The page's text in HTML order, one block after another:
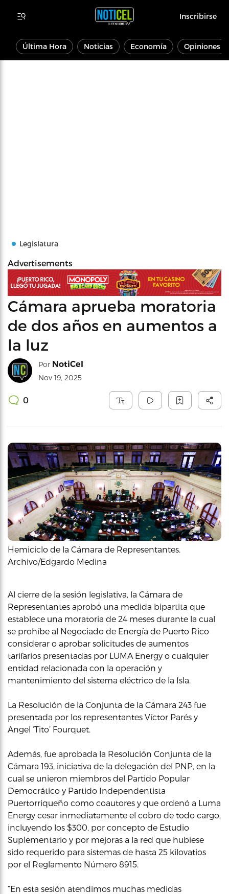
Inscribirse
Última Hora Noticias Economía Opiniones
Legislatura
Advertisements
Cámara aprueba moratoria
de dos años en aumentos a
la luz
Por NotiCel
Nov 19, 2025
0
Hemiciclo de la Cámara de Representantes.
Archivo/Edgardo Medina
Al cierre de la sesión legislativa, la Cámara de
Representantes aprobó una medida bipartita que
establece una moratoria de 24 meses durante la cual
se prohíbe al Negociado de Energía de Puerto Rico
considerar o aprobar solicitudes de aumentos
tarifarios presentadas por LUMA Energy o cualquier
entidad relacionada con la operación y
mantenimiento del sistema eléctrico de la Isla.
La Resolución de la Conjunta de la Cámara 243 fue
presentada por los representantes Víctor Parés y
Angel ‘Tito’ Fourquet.
Además, fue aprobada la Resolución Conjunta de la
Cámara 193, iniciativa de la delegación del PNP, en la
cual se unieron miembros del Partido Popular
Democrático y Partido Independentista
Puertorriqueño como coautores y que ordenó a Luma
Energy cesar inmediatamente el cobro de todo cargo,
incluyendo los $300, por concepto de Estudio
Suplementario y por mejoras a la red que hubiese
sido requerido para sistemas de hasta 25 kilovatios
por el Reglamento Número 8915.
“En esta sesión atendimos muchas medidas